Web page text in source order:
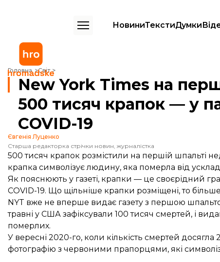
НовиниТекстиДумки
Головна Світ
New York Times на першій шпальті надрукувала 500 тисяч крапок —
New York Times на
500 тисяч крапок — у
COVID-19
Євгенія Луценко
Старша редакторка стрічки новин, журналістка
500 тисяч крапок розмістили на першій шпальті
крапка символізує людину, яка померла від
Як пояснюють у газеті, крапки — це своєрідний
COVID-19. Що щільніше крапки розміщені, то
NYT вже не вперше видає газету з першою
травні у США зафіксували 100 тисяч смертей, і
померлих.
У вересні 2020-го, коли кількість смертей
фотографію з червоними прапорцями, які